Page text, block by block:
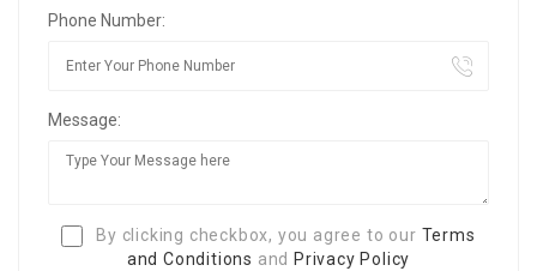
Phone Number:
Message:
By clicking checkbox, you agree to our Terms
and Conditions and Privacy Policy